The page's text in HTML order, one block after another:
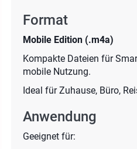
Format
Mobile Edition (.m4a)
Kompakte Dateien für
mobile Nutzung.
Ideal für Zuhause, Büro,
Anwendung
Geeignet für: